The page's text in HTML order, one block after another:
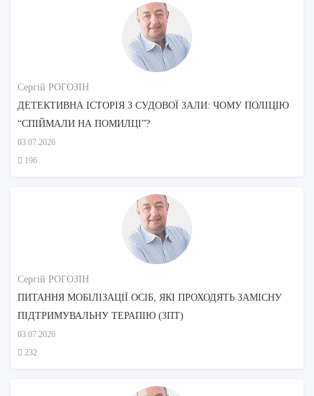
Сергій РОГОЗІН
ДЕТЕКТИВНА ІСТОРІЯ З СУДОВОЇ ЗАЛИ: ЧОМУ ПОЛІЦІЮ
“СПІЙМАЛИ НА ПОМИЛЦІ”?
03.07.2026
196
Сергій РОГОЗІН
ПИТАННЯ МОБІЛІЗАЦІЇ ОСІБ, ЯКІ ПРОХОДЯТЬ ЗАМІСНУ
ПІДТРИМУВАЛЬНУ ТЕРАПІЮ (ЗПТ)
03.07.2026
232